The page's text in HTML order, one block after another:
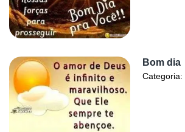
Bom dia
Categoria: